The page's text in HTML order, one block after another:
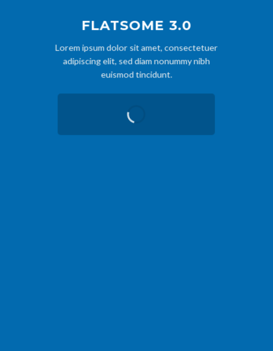
FLATSOME 3.0
Lorem ipsum dolor sit amet, consectetuer
adipiscing elit, sed diam nonummy nibh
euismod tincidunt.